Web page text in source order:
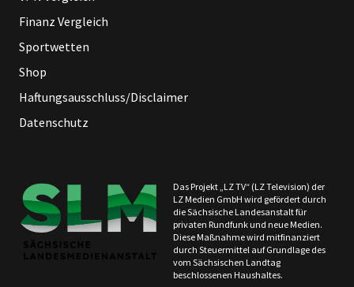
Finanz Vergleich
Sportwetten
Shop
Haftungsausschluss/Disclaimer
Datenschutz
Das Projekt „LZ TV“ (LZ Television) der
LZ Medien GmbH wird gefördert durch
die Sächsische Landesanstalt für
privaten Rundfunk und neue Medien.
Diese Maßnahme wird mitfinanziert
durch Steuermittel auf Grundlage des
vom Sächsischen Landtag
beschlossenen Haushaltes.